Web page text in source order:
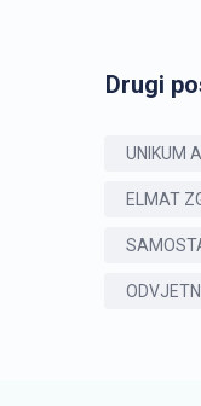
Drugi
UNIKUM
ELMAT